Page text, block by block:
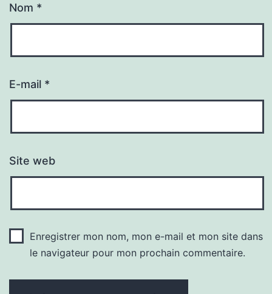
Nom *
E-mail *
Site web
Enregistrer mon nom, mon e-mail et mon site dans
le navigateur pour mon prochain commentaire.